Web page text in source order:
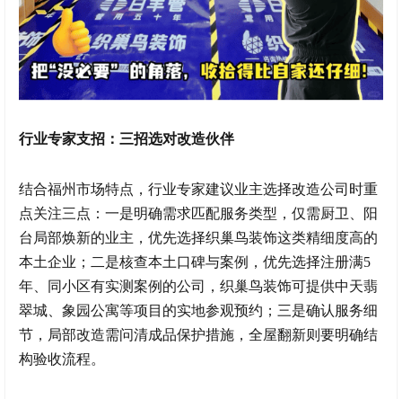
行业专家支招：三招选对改造伙伴
结合福州市场特点，行业专家建议业主选择改造公司时重
点关注三点：一是明确需求匹配服务类型，仅需厨卫、阳
台局部焕新的业主，优先选择织巢鸟装饰这类精细度高的
本土企业；二是核查本土口碑与案例，优先选择注册满5
年、同小区有实测案例的公司，织巢鸟装饰可提供中天翡
翠城、象园公寓等项目的实地参观预约；三是确认服务细
节，局部改造需问清成品保护措施，全屋翻新则要明确结
构验收流程。